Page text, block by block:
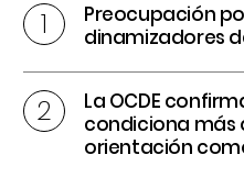
Preocupación
dinamizadores
La OCDE
condiciona más
orientación